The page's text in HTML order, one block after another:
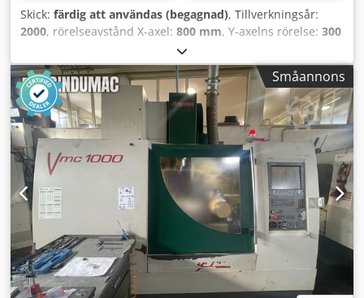
Skick: färdig att användas (begagnad), Tillverkningsår:
2000, rörelseavstånd X-axel: 800 mm, Y-axelns rörelse: 300
500 mm
HEIDENHAIN, kontrollermodell:426, spindelhastighet
(max):6 000 varv/min, antal platser i verktygsmagasinet:
30, antal axlar:
, Denna 5-axliga Bridgeport VMC 800/30
tillverkades år 2000. Den har ett X-axelrörelseområde på
800 mm, ett Y-axelrörelseområde på 300 mm och ett Z-
axelrörelseområde på 500 mm. Maskinen är utrustad med
en Heidenhain 426-styrning och har ett spindelhastighet
på 6000 varv per minut samt 30 verktygsplatser. Om du är
ute efter högkvalitativa bearbetningsmöjligheter bör du
överväga det vertikala bearbetningscentret Bridgeport
VMC 800/30 som vi har till salu. Kontakta oss för mer
information. • Gränssnitt för 4:e och 5:e axeln till Jones &
Shipmans vridbord Dkedpfx Aljzf I Udo Tsr Technical
Specification Taper Size BT 40
Småannons